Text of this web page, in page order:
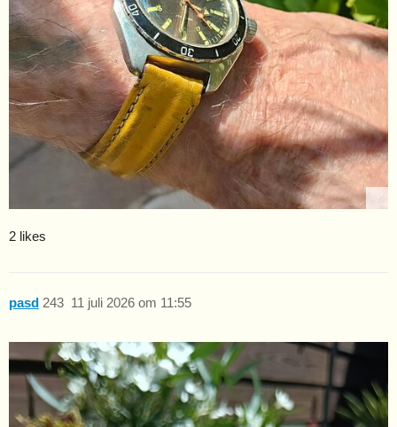
2 likes
pasd 11 juli 2026 om 11:55
243